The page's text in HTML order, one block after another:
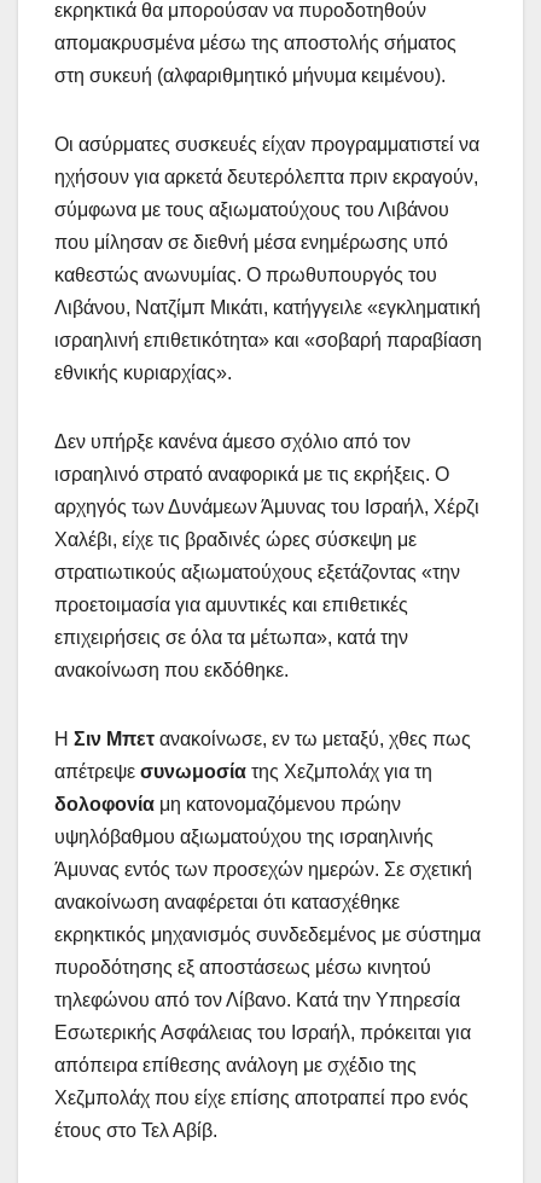
εκρηκτικά θα μπορούσαν να πυροδοτηθούν
απομακρυσμένα μέσω της αποστολής σήματος
στη συκευή (αλφαριθμητικό μήνυμα κειμένου).
Οι ασύρματες συσκευές είχαν προγραμματιστεί να
ηχήσουν για αρκετά δευτερόλεπτα πριν εκραγούν,
σύμφωνα με τους αξιωματούχους του Λιβάνου
που μίλησαν σε διεθνή μέσα ενημέρωσης υπό
καθεστώς ανωνυμίας. Ο πρωθυπουργός του
Λιβάνου, Νατζίμπ Μικάτι, κατήγγειλε «εγκληματική
ισραηλινή επιθετικότητα» και «σοβαρή παραβίαση
εθνικής κυριαρχίας».
Δεν υπήρξε κανένα άμεσο σχόλιο από τον
ισραηλινό στρατό αναφορικά με τις εκρήξεις. Ο
αρχηγός των Δυνάμεων Άμυνας του Ισραήλ, Χέρζι
Χαλέβι, είχε τις βραδινές ώρες σύσκεψη με
στρατιωτικούς αξιωματούχους εξετάζοντας «την
προετοιμασία για αμυντικές και επιθετικές
επιχειρήσεις σε όλα τα μέτωπα», κατά την
ανακοίνωση που εκδόθηκε.
Η Σιν Μπετ ανακοίνωσε, εν τω μεταξύ, χθες πως
απέτρεψε συνωμοσία της Χεζμπολάχ για τη
δολοφονία μη κατονομαζόμενου πρώην
υψηλόβαθμου αξιωματούχου της ισραηλινής
Άμυνας εντός των προσεχών ημερών. Σε σχετική
ανακοίνωση αναφέρεται ότι κατασχέθηκε
εκρηκτικός μηχανισμός συνδεδεμένος με σύστημα
πυροδότησης εξ αποστάσεως μέσω κινητού
τηλεφώνου από τον Λίβανο. Κατά την Υπηρεσία
Εσωτερικής Ασφάλειας του Ισραήλ, πρόκειται για
απόπειρα επίθεσης ανάλογη με σχέδιο της
Χεζμπολάχ που είχε επίσης αποτραπεί προ ενός
έτους στο Τελ Αβίβ.